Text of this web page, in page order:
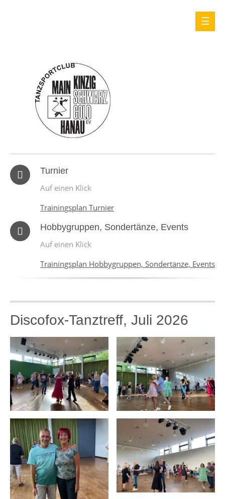
Turnier
Auf einen Klick
Trainingsplan Turnier
Hobbygruppen, Sondertänze, Events
Auf einen Klick
Trainingsplan Hobbygruppen, Sondertänze, Events
Discofox-Tanztreff, Juli 2026